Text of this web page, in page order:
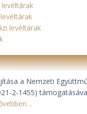
levéltárak
a Nemzeti
2-1455)